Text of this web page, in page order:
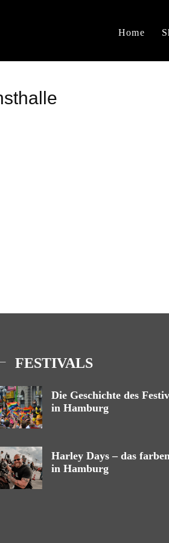
Home
FESTIVALS
Die Geschichte des
in Hamburg
Harley Days – das
in Hamburg